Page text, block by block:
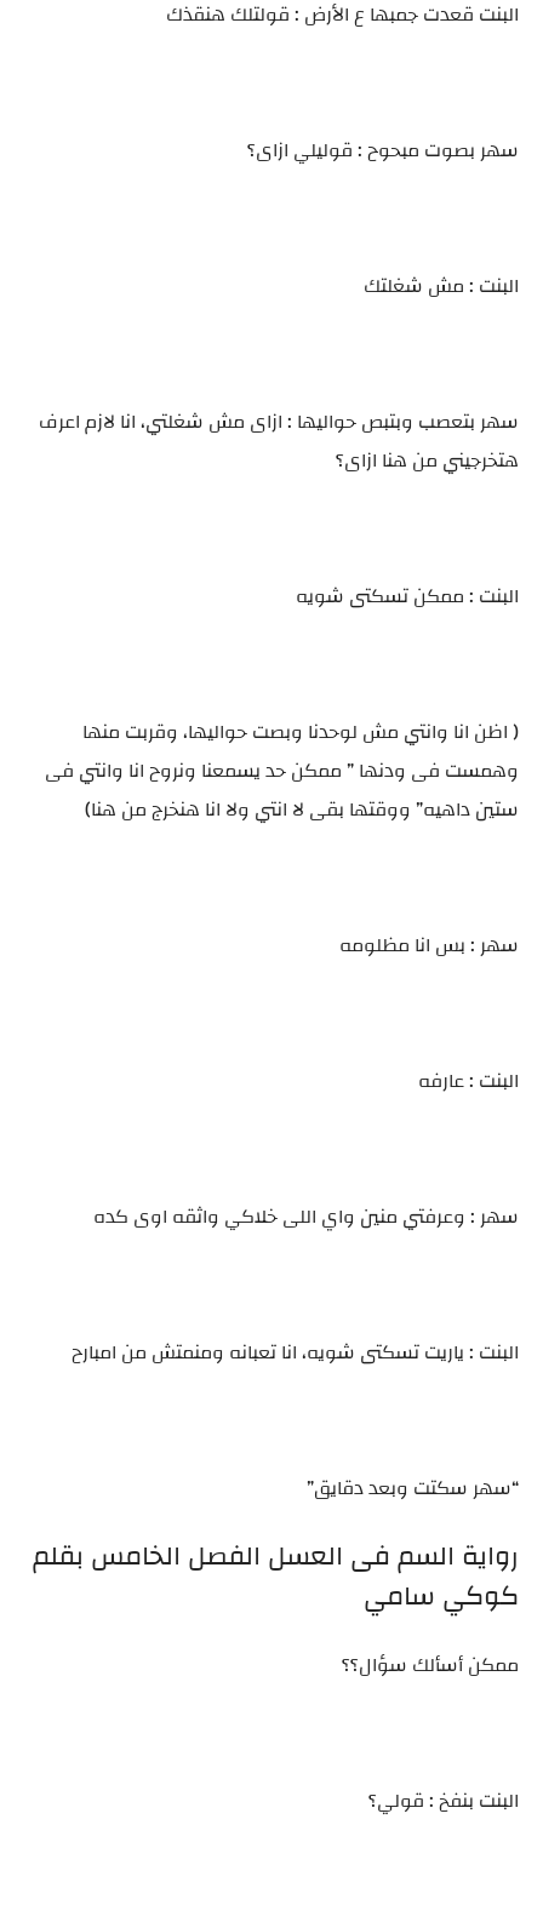
البنت قعدت جمبها ع الأرض : قولتلك هنقذك
سهر بصوت مبحوح : قوليلي ازاى؟
البنت : مش شغلتك
سهر بتعصب وبتبص حواليها : ازاى مش شغلتي، انا لازم اعرف
هتخرجيني من هنا ازاى؟
البنت : ممكن تسكتى شويه
( اظن انا وانتي مش لوحدنا وبصت حواليها، وقربت منها
وهمست فى ودنها ” ممكن حد يسمعنا ونروح انا وانتي فى
ستين داهيه” ووقتها بقى لا انتي ولا انا هنخرج من هنا)
سهر : بس انا مظلومه
البنت : عارفه
سهر : وعرفتي منين واي اللى خلاكي واثقه اوى كده
البنت : ياريت تسكتى شويه، انا تعبانه ومنمتش من امبارح
“سهر سكتت وبعد دقايق”
رواية السم فى العسل الفصل الخامس بقلم
كوكي سامي
ممكن أسألك سؤال؟؟
البنت بنفخ : قولي؟